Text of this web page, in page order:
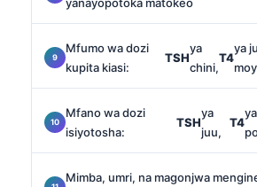
Mfumo wa dozi
kupita kiasi:
TSH
ya
chini,
T4
ya
Mfano wa dozi
isiyotosha:
TSH
ya
juu,
T4
Mimba, umri, na magonjwa